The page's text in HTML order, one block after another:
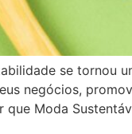
se tornou
negócios,
que Moda